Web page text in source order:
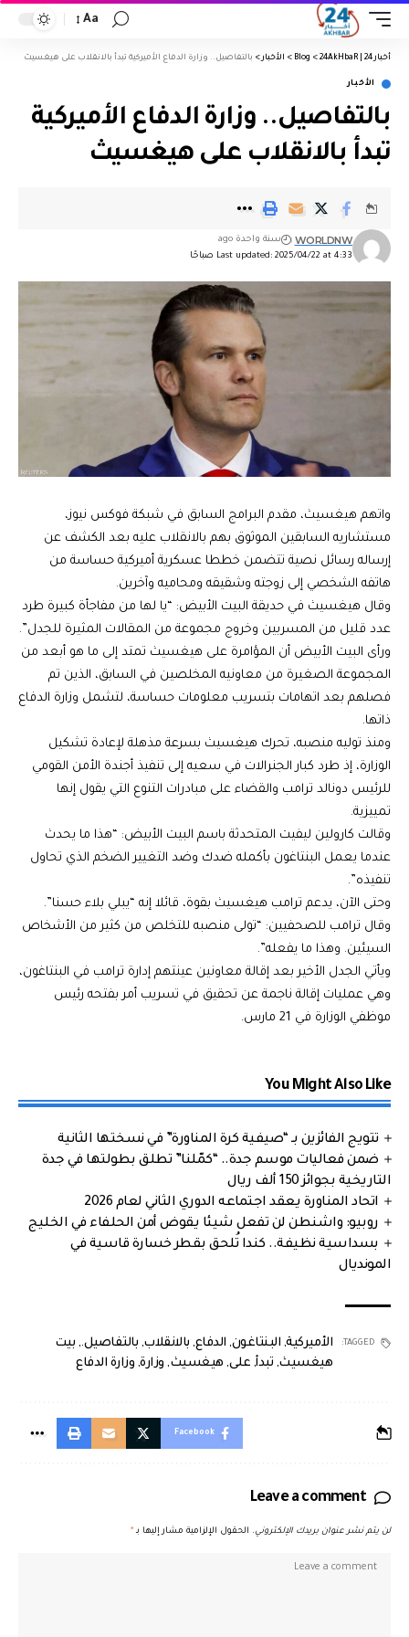
Aa
أخبار 24 | 24AkHbaR >
Blog
> الأخبار > بالتفاصيل.. وزارة الدفاع الأميركية تبدأ بالانقلاب على هيغسيث
الأخبار
بالتفاصيل.. وزارة الدفاع الأميركية
تبدأ بالانقلاب على هيغسيث
Last updated: 2025/04/22 at 4:33 صباحًا
WORLDNW سنة واحدة ago
واتهم هيغسيث، مقدم البرامج السابق في شبكة فوكس نيوز،
مستشاريه السابقين الموثوق بهم بالانقلاب عليه بعد الكشف عن
إرساله رسائل نصية تتضمن خططا عسكرية أميركية حساسة من
هاتفه الشخصي إلى زوجته وشقيقه ومحاميه وآخرين.
وقال هيغسيث في حديقة البيت الأبيض: “يا لها من مفاجأة كبيرة طرد
عدد قليل من المسربين وخروج مجموعة من المقالات المثيرة للجدل”.
ورأى البيت الأبيض أن المؤامرة على هيغسيث تمتد إلى ما هو أبعد من
المجموعة الصغيرة من معاونيه المخلصين في السابق، الذين تم
فصلهم بعد اتهامات بتسريب معلومات حساسة، لتشمل وزارة الدفاع
ذاتها.
ومنذ توليه منصبه، تحرك هيغسيث بسرعة مذهلة لإعادة تشكيل
الوزارة، إذ طرد كبار الجنرالات في سعيه إلى تنفيذ أجندة الأمن القومي
للرئيس دونالد ترامب والقضاء على مبادرات التنوع التي يقول إنها
تمييزية.
وقالت كارولين ليفيت المتحدثة باسم البيت الأبيض: “هذا ما يحدث
عندما يعمل البنتاغون بأكمله ضدك وضد التغيير الضخم الذي تحاول
تنفيذه”.
وحتى الآن، يدعم ترامب هيغسيث بقوة، قائلا إنه “يبلي بلاء حسنا”.
وقال ترامب للصحفيين: “تولى منصبه للتخلص من كثير من الأشخاص
السيئين. وهذا ما يفعله”.
ويأتي الجدل الأخير بعد إقالة معاونين عينتهم إدارة ترامب في البنتاغون،
وهي عمليات إقالة ناجمة عن تحقيق في تسريب أمر بفتحه رئيس
موظفي الوزارة في 21 مارس.
You Might Also Like
تتويج الفائزين بـ “صيفية كرة المناورة” في نسختها الثانية
ضمن فعاليات موسم جدة.. “كمّلنا” تطلق بطولتها في جدة
التاريخية بجوائز 150 ألف ريال
اتحاد المناورة يعقد اجتماعه الدوري الثاني لعام 2026
روبيو: واشنطن لن تفعل شيئا يقوض أمن الحلفاء في الخليج
بسداسية نظيفة.. كندا تُلحق بقطر خسارة قاسية في
المونديال
TAGGED: الأميركية, البنتاغون, الدفاع, بالانقلاب, بالتفاصيل., بيت
هيغسيث, تبدأ, على, هيغسيث, وزارة, وزارة الدفاع
Facebook
Leave a comment
لن يتم نشر عنوان بريدك الإلكتروني. الحقول الإلزامية مشار إليها بـ *